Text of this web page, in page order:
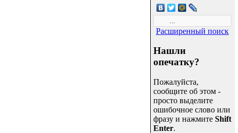
Расширенный поиск
Нашли
опечатку?
Пожалуйста,
сообщите об этом -
просто выделите
ошибочное слово или
фразу и нажмите Shift
Enter.